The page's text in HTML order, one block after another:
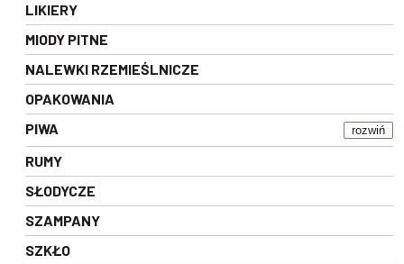
LIKIERY
MIODY PITNE
NALEWKI RZEMIEŚLNICZE
OPAKOWANIA
PIWA
rozwiń
RUMY
SŁODYCZE
SZAMPANY
SZKŁO